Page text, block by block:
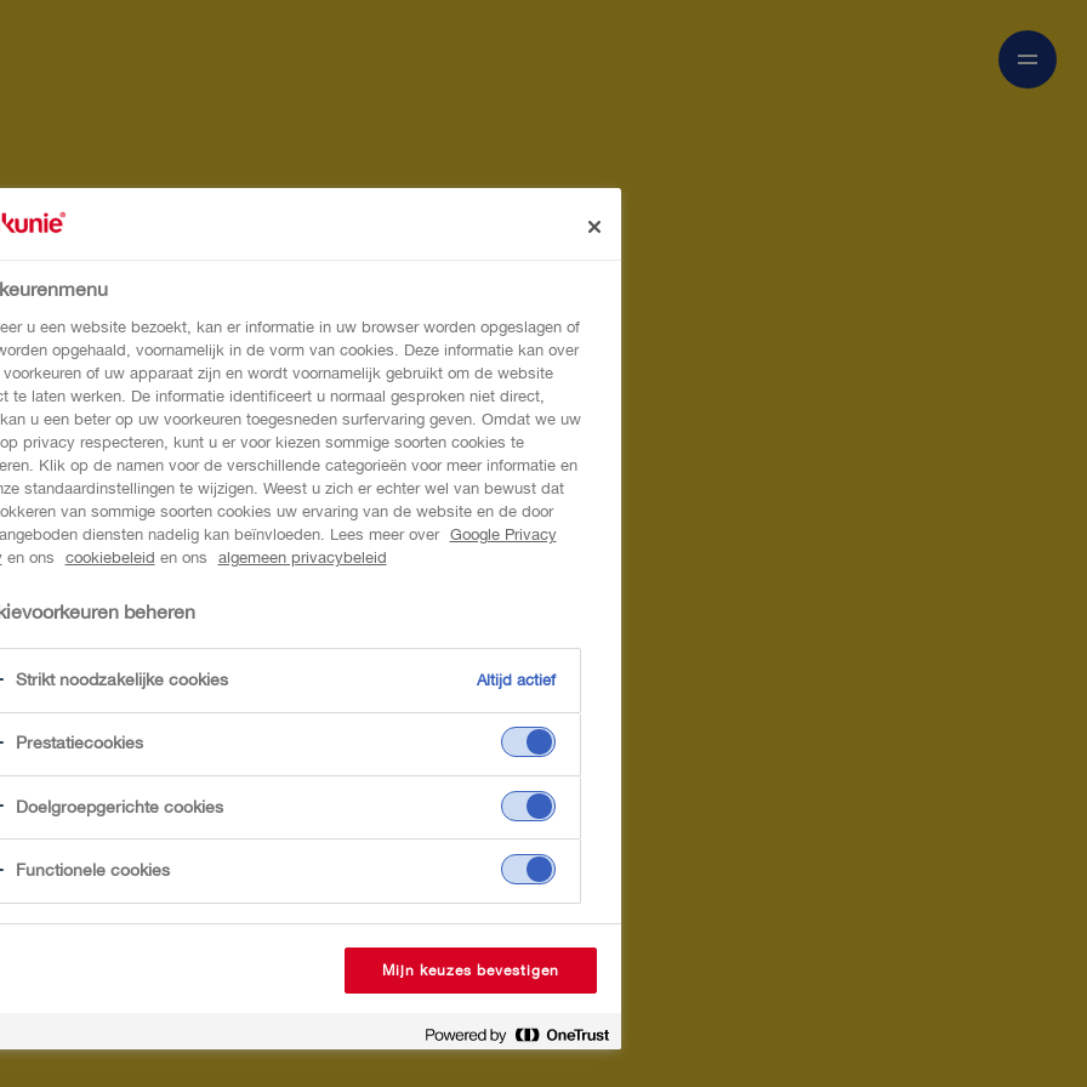
u een website bezoekt, kan er informatie in uw browser worden opgeslagen of
opgehaald, voornamelijk in de vorm van cookies. Deze informatie kan over
of uw apparaat zijn en wordt voornamelijk gebruikt om de website
te laten werken. De informatie identificeert u normaal gesproken niet direct,
u een beter op uw voorkeuren toegesneden surfervaring geven. Omdat we uw
privacy respecteren, kunt u er voor kiezen sommige soorten cookies te
Klik op de namen voor de verschillende categorieën voor meer informatie en
standaardinstellingen te wijzigen. Weest u zich er echter wel van bewust dat
van sommige soorten cookies uw ervaring van de website en de door
diensten nadelig kan beïnvloeden. Lees meer over Google Privacy
en ons cookiebeleid en ons algemeen privacybeleid
beheren
Strikt noodzakelijke cookies Altijd actief
Prestatiecookies
Doelgroepgerichte cookies
Functionele cookies
Mijn keuzes bevestigen